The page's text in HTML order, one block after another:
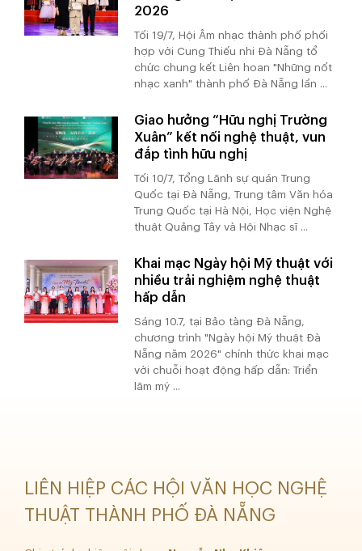
2026
Tối 19/7, Hội Âm nhạc thành phố phối
hợp với Cung Thiếu nhi Đà Nẵng tổ
chức chung kết Liên hoan "Những nốt
nhạc xanh" thành phố Đà Nẵng lần ...
Giao hưởng “Hữu nghị Trường
Xuân” kết nối nghệ thuật, vun
đắp tình hữu nghị
Tối 10/7, Tổng Lãnh sự quán Trung
Quốc tại Đà Nẵng, Trung tâm Văn hóa
Trung Quốc tại Hà Nội, Học viện Nghệ
thuật Quảng Tây và Hội Nhạc sĩ ...
Khai mạc Ngày hội Mỹ thuật với
nhiều trải nghiệm nghệ thuật
hấp dẫn
Sáng 10.7, tại Bảo tàng Đà Nẵng,
chương trình "Ngày hội Mỹ thuật Đà
Nẵng năm 2026" chính thức khai mạc
với chuỗi hoạt động hấp dẫn: Triển
lãm mỹ ...
LIÊN HIỆP CÁC HỘI VĂN HỌC NGHỆ
THUẬT THÀNH PHỐ ĐÀ NẴNG